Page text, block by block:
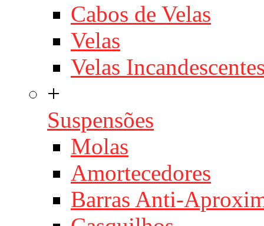
Cabos de Velas
Velas
Velas
+
Suspensões
Molas
Amortecedores
Barras Anti-